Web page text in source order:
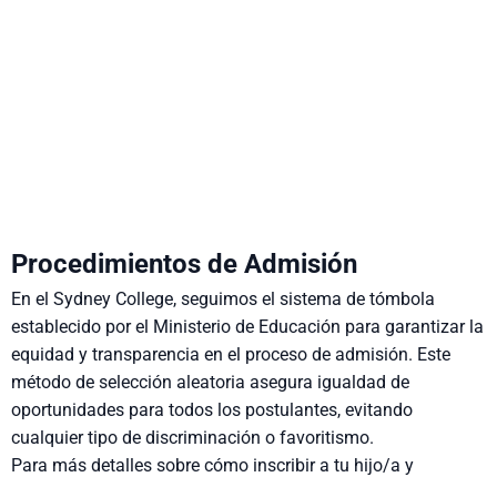
Procedimientos de Admisión
En el Sydney College, seguimos el sistema de tómbola
establecido por el Ministerio de Educación para garantizar la
equidad y transparencia en el proceso de admisión. Este
método de selección aleatoria asegura igualdad de
oportunidades para todos los postulantes, evitando
cualquier tipo de discriminación o favoritismo.
Para más detalles sobre cómo inscribir a tu hijo/a y